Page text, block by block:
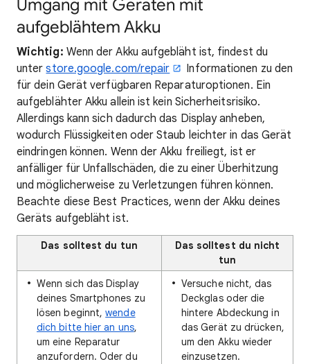
Umgang mit Geräten mit
aufgeblähtem Akku
Wichtig: Wenn der Akku aufgebläht ist, findest du
unterstore.google.com/repair
Informationen zu den
für dein Gerät verfügbaren Reparaturoptionen. Ein
aufgeblähter Akku allein ist kein Sicherheitsrisiko.
Allerdings kann sich dadurch das Display anheben,
wodurch Flüssigkeiten oder Staub leichter in das Gerät
eindringen können. Wenn der Akku freiliegt, ist er
anfälliger für Unfallschäden, die zu einer Überhitzung
und möglicherweise zu Verletzungen führen können.
Beachte diese Best Practices, wenn der Akku deines
Geräts aufgebläht ist.
Das solltest du tun
Das solltest du nicht
tun
Wenn sich das Display
deines Smartphones zu
lösen beginnt,wende
dich bitte hier an uns,
um eine Reparatur
anzufordern. Oder du
Versuche nicht, das
Deckglas oder die
hintere Abdeckung in
das Gerät zu drücken,
um den Akku wieder
einzusetzen.